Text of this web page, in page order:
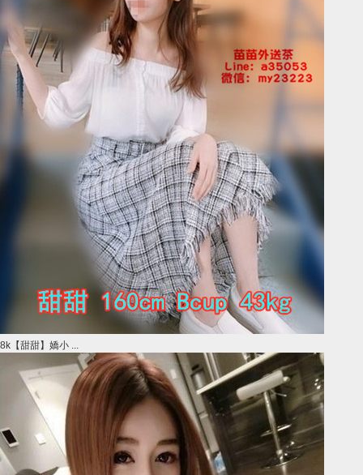
8k【甜甜】嬌小 ...